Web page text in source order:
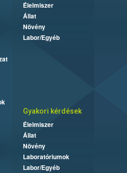
Élelmiszer
Állat
Növény
Labor/Egyéb
Gyakori kérdések
Élelmiszer
Állat
Növény
Laboratóriumok
Labor/Egyéb